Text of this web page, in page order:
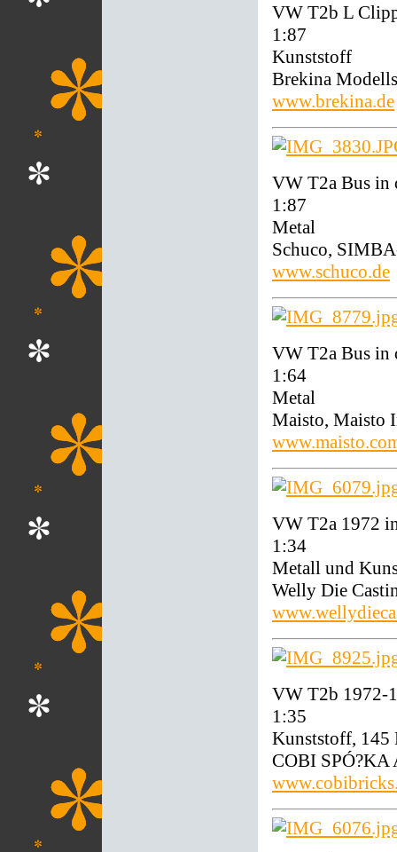
VW T2b L
1:87
Kunststoff
Brekina
www.brekina.de
VW T2a Bus in
1:87
Metal
Schuco,
www.schuco.de
VW T2a Bus in
1:64
Metal
Maisto, Maisto
VW T2a 1972
1:34
Metall und
Welly Die
VW T2b 1972-
1:35
Kunststoff, 145
COBI SPÓ?KA